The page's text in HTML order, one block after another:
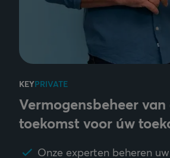
KEYPRIVATE
Vermogensbeheer van
toekomst voor úw
Onze experten beheren